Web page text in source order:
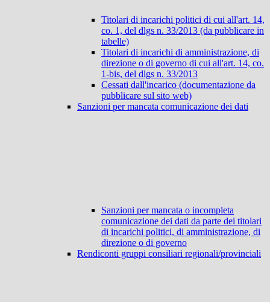
Titolari di incarichi politici di cui all'art. 14,
co. 1, del dlgs n. 33/2013 (da pubblicare in
tabelle)
Titolari di incarichi di amministrazione, di
direzione o di governo di cui all'art. 14, co.
1-bis, del dlgs n. 33/2013
Cessati dall'incarico (documentazione da
pubblicare sul sito web)
Sanzioni per mancata comunicazione dei dati
Sanzioni per mancata o incompleta
comunicazione dei dati da parte dei titolari
di incarichi politici, di amministrazione, di
direzione o di governo
Rendiconti gruppi consiliari regionali/provinciali